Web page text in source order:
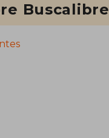
Buscalibre